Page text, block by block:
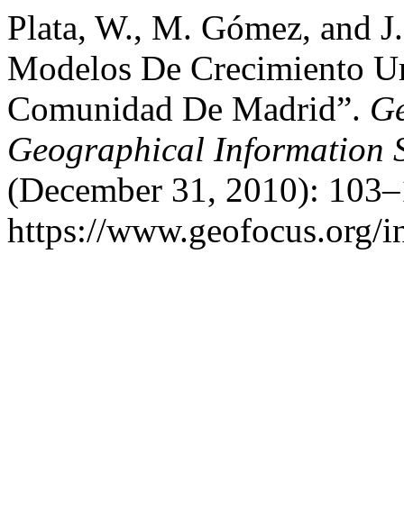
Plata, W., M. Gómez, and
Modelos De Crecimiento
Comunidad De Madrid”.
Geographical Information
(December 31, 2010):
https://www.geofocus.org/